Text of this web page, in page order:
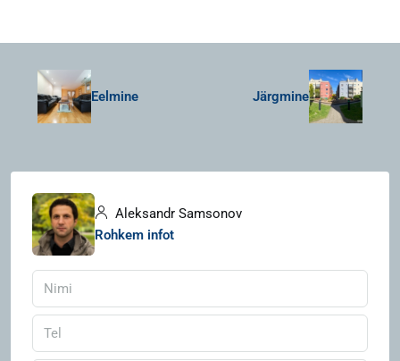
Eelmine Järgmine
Aleksandr Samsonov
Rohkem infot